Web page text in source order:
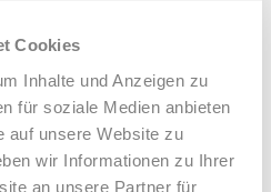
Cookies
Inhalte und Anzeigen zu
für soziale Medien anbieten
auf unsere Website zu
wir Informationen zu Ihrer
an unsere Partner für